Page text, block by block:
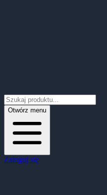
Otwórz menu
Zaloguj się